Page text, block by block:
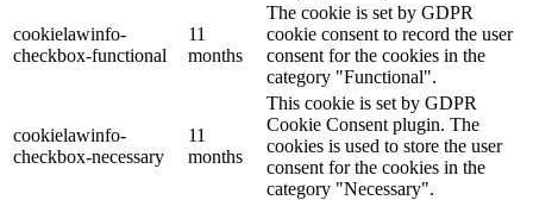
cookielawinfo-
checkbox-functional
11
months
The cookie is set by GDPR
cookie consent to record the user
consent for the cookies in the
category "Functional".
cookielawinfo-
checkbox-necessary
11
months
This cookie is set by GDPR
Cookie Consent plugin. The
cookies is used to store the user
consent for the cookies in the
category "Necessary".